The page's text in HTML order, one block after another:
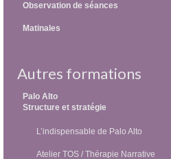
Observation de séances
Matinales
Autres formations
Palo Alto
Structure et stratégie
L’indispensable de Palo Alto
Atelier TOS / Thérapie Narrative